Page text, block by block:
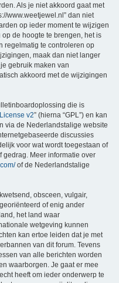
Als je niet akkoord gaat met
www.weetjewel.nl” dan niet
op ieder moment te wijzigen
de hoogte te brengen, het is
regelmatig te controleren op
maak dan niet langer
gebruik maken van
akkoord met de wijzigingen
die is
v2” (hierna “GPL”) en kan
via de Nederlandstalige website
discussies
voor wat wordt toegestaan of
Meer informatie over
of de Nederlandstalige
obsceen, vulgair,
of enig ander
het land waar
wetgeving kunnen
kan ertoe leiden dat je met
van dit forum. Tevens
van alle berichten worden
waarborgen. Je gaat er mee
heeft om ieder onderwerp te